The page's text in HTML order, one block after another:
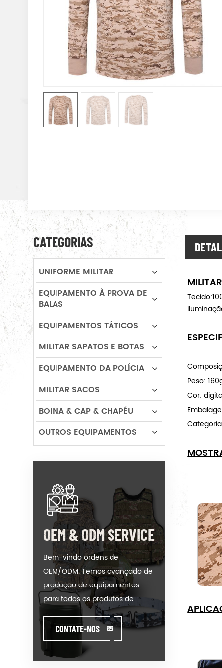
Peso:
Cor:
CATEGORIAS
UNIFORME MILITAR
EQUIPAMENTO À PROVA DE
BALAS
EQUIPAMENTOS TÁTICOS
MILITAR SAPATOS E BOTAS
EQUIPAMENTO DA POLÍCIA
MILITAR SACOS
BOINA & CAP & CHAPÉU
OUTROS EQUIPAMENTOS
OEM & ODM SERVICE
Bem-vindo ordens de
OEM/ODM. Temos avançado de
produção de equipamentos
para todos os produtos de
nossas categorias. Poderíamos
colocar seu anuncio em nosso
hot-modelo de venda ou ajudar
você a produzir ordens quando
CONTATE-NOS